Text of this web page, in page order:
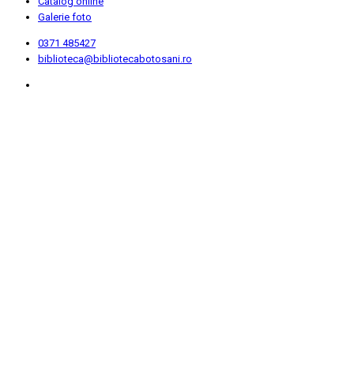
Galerie foto
0371 485427
biblioteca@bibliotecabotosani.ro